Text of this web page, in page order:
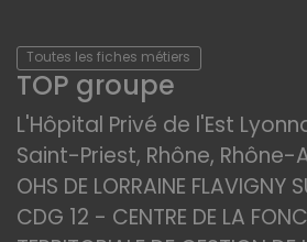
Toutes les fiches métiers
TOP groupe
L'Hôpital Privé de l'Est
Saint-Priest, Rhône, Rhône-
OHS DE LORRAINE FLAVIGNY
CDG 12 - CENTRE DE LA